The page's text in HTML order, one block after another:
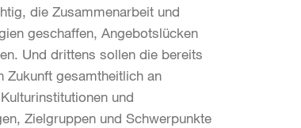
die Zusammenarbeit und
geschaffen, Angebotslücken
Und drittens sollen die bereits
Zukunft gesamtheitlich an
und
Zielgruppen und Schwerpunkte